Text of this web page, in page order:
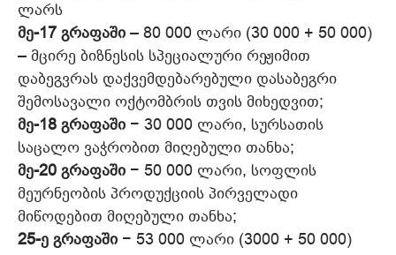
ლარს
მე-17 გრაფაში – 80 000 ლარი (30 000 + 50 000)
– მცირე ბიზნესის სპეციალური რეჟიმით
დაბეგვრას დაქვემდებარებული დასაბეგრი
შემოსავალი ოქტომბრის თვის მიხედვით;
მე-18 გრაფაში − 30 000 ლარი, სურსათის
საცალო ვაჭრობით მიღებული თანხა;
მე-20 გრაფაში − 50 000 ლარი, სოფლის
მეურნეობის პროდუქციის პირველადი
მიწოდებით მიღებული თანხა;
25-ე გრაფაში − 53 000 ლარი (3000 + 50 000)